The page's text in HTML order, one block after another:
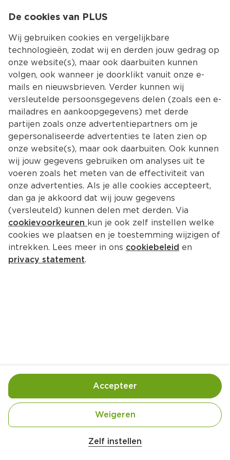
Kies jouw
Ingrediënten Bereiding
De cookies van PLUS
Wij gebruiken cookies en vergelijkbare
technologieën, zodat wij en derden jouw gedrag op
onze website(s), maar ook daarbuiten kunnen
volgen, ook wanneer je doorklikt vanuit onze e-
mails en nieuwsbrieven. Verder kunnen wij
versleutelde persoonsgegevens delen (zoals een e-
mailadres en aankoopgegevens) met derde
partijen zoals onze advertentiepartners om je
gepersonaliseerde advertenties te laten zien op
onze website(s), maar ook daarbuiten. Ook kunnen
wij jouw gegevens gebruiken om analyses uit te
voeren zoals het meten van de effectiviteit van
onze advertenties. Als je alle cookies accepteert,
dan ga je akkoord dat wij jouw gegevens
(versleuteld) kunnen delen met derden. Via
cookievoorkeuren kun je ook zelf instellen welke
cookies we plaatsen en je toestemming wijzigen of
intrekken. Lees meer in ons cookiebeleid en
privacy statement.
Zelf instellen
Weigeren
Accepteer